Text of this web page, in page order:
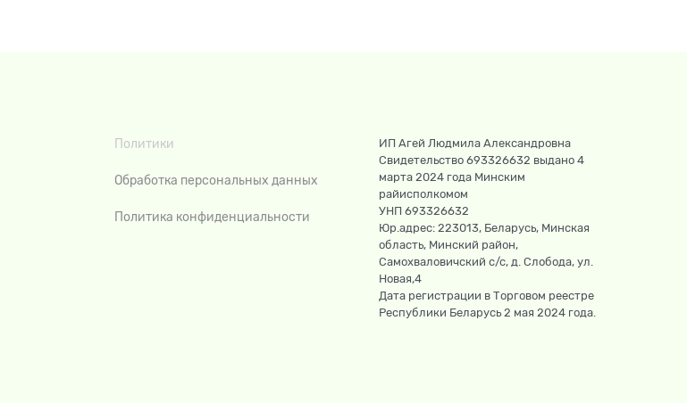
Политики
Обработка персональных данных
Политика конфиденциальности
ИП Агей Людмила Александровна
Свидетельство 693326632 выдано 4
марта 2024 года Минским
райисполкомом
УНП 693326632
Юр.адрес: 223013, Беларусь, Минская
область, Минский район,
Самохваловичский с/с, д. Слобода, ул.
Новая,4
Дата регистрации в Торговом реестре
Республики Беларусь 2 мая 2024 года.